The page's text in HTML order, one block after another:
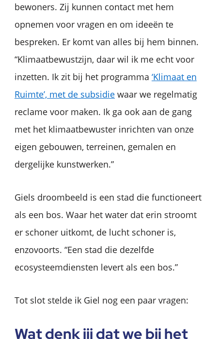
bewoners. Zij kunnen contact met hem
opnemen voor vragen en om ideeën te
bespreken. Er komt van alles bij hem binnen.
“Klimaatbewustzijn, daar wil ik me echt voor
inzetten. Ik zit bij het programma ‘Klimaat en
Ruimte’, met de subsidie waar we regelmatig
reclame voor maken. Ik ga ook aan de gang
met het klimaatbewuster inrichten van onze
eigen gebouwen, terreinen, gemalen en
dergelijke kunstwerken.”
Giels droombeeld is een stad die functioneert
als een bos. Waar het water dat erin stroomt
er schoner uitkomt, de lucht schoner is,
enzovoorts. “Een stad die dezelfde
ecosysteemdiensten levert als een bos.”
Tot slot stelde ik Giel nog een paar vragen:
Wat denk jij dat we bij het